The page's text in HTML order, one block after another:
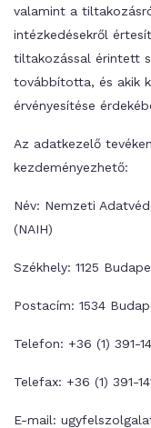
valamint a
intézkedésekről
tiltakozással érintett
továbbította, és akik
érvényesítése
Az adatkezelő
kezdeményezhető:
Név: Nemzeti
(NAIH)
Székhely: 1125
Postacím: 1534
Telefon: +36 (1) 391-
Telefax: +36 (1) 391-
E-mail: